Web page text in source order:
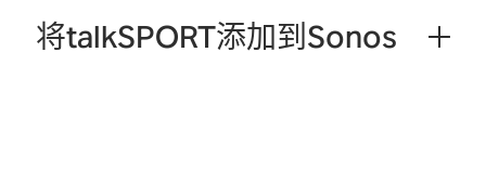
将talkSPORT添加到Sonos